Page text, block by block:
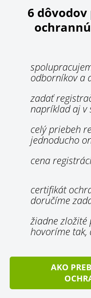
6
odborníkov a
zadať
napríklad aj v
celý priebeh
jednoducho
cena
certifikát
doručíme
žiadne zložité
hovoríme tak,
AKO